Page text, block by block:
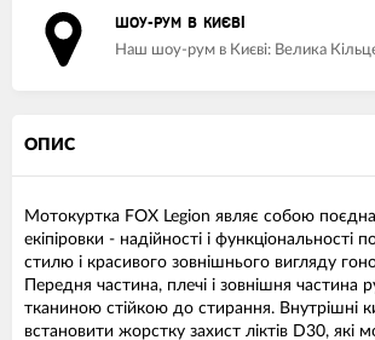
ШОУ-РУМ В КИЄВІ
Наш шоу-рум в Києві: Велика
ОПИС
Мотокуртка FOX Legion являє собою
екіпіровки - надійності і функціональності
стилю і красивого зовнішнього вигляду
Передня частина, плечі і зовнішня частина
тканиною стійкою до стирання. Внутрішні
встановити жорстку захист ліктів D30, які